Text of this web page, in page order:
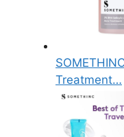
Treatment…